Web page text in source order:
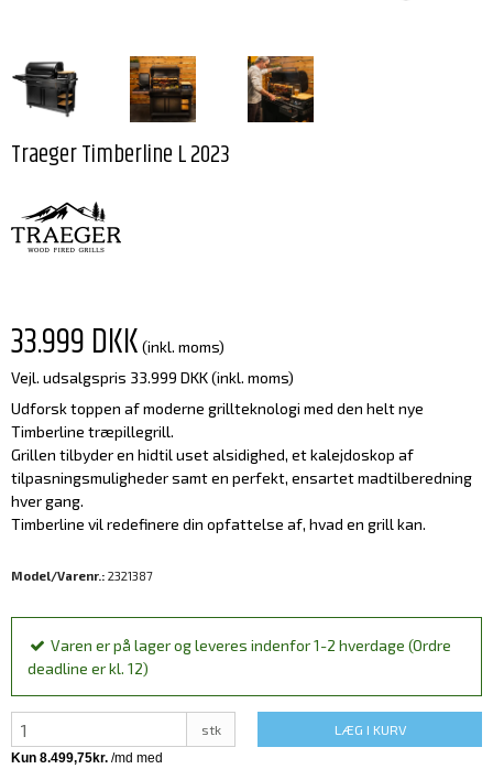
Traeger Timberline L 2023
33.999 DKK (inkl. moms)
Vejl. udsalgspris 33.999 DKK(inkl. moms)
Udforsk toppen af moderne grillteknologi med den helt nye
Timberline træpillegrill.
Grillen tilbyder en hidtil uset alsidighed, et kalejdoskop af
tilpasningsmuligheder samt en perfekt, ensartet madtilberedning
hver gang.
Timberline vil redefinere din opfattelse af, hvad en grill kan.
Model/Varenr.: 2321387
Varen er på lager og leveres indenfor 1-2 hverdage (Ordre
deadline er kl. 12)
stk LÆG I KURV